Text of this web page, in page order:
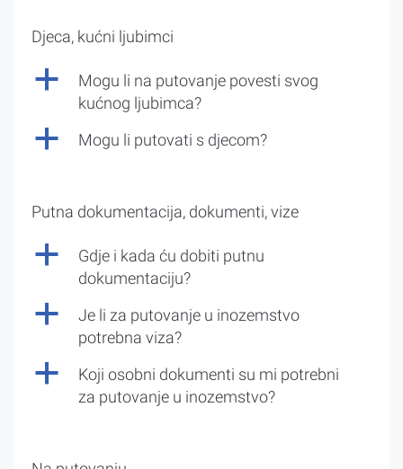
Djeca, kućni ljubimci
a
Mogu li na putovanje povesti svog
kućnog ljubimca?
a Mogu li putovati s djecom?
Putna dokumentacija, dokumenti, vize
a
Gdje i kada ću dobiti putnu
dokumentaciju?
a
Je li za putovanje u inozemstvo
potrebna viza?
a
Koji osobni dokumenti su mi potrebni
za putovanje u inozemstvo?